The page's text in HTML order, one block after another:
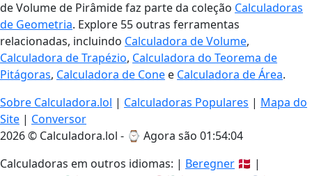
de Volume de Pirâmide faz parte da coleção Calculadoras
de Geometria. Explore 55 outras ferramentas
relacionadas, incluindo Calculadora de Volume,
Calculadora de Trapézio, Calculadora do Teorema de
Pitágoras, Calculadora de Cone e Calculadora de Área.
Sobre Calculadora.lol | Calculadoras Populares | Mapa do
Site | Conversor
2026 © Calculadora.lol - ⌚ Agora são 01:54:05
Calculadoras em outros idiomas: | Beregner 🇩🇰 |